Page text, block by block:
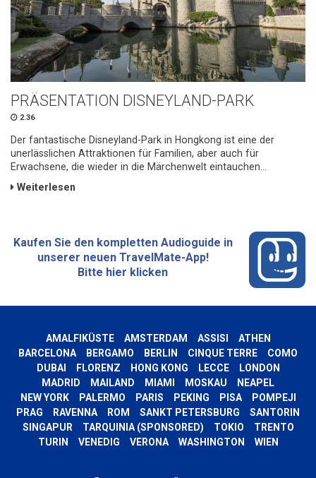
PRÄSENTATION DISNEYLAND-PARK
2.36
Der fantastische Disneyland-Park in Hongkong ist eine der
unerlässlichen Attraktionen für Familien, aber auch für
Erwachsene, die wieder in die Märchenwelt eintauchen...
Weiterlesen
Kaufen Sie den kompletten Audioguide in
unserer neuen TravelMate-App!
Bitte hier klicken
AMALFIKÜSTE AMSTERDAM ASSISI
ATHEN
BARCELONA
BERGAMO BERLIN CINQUE TERRE
COMO
DUBAI
FLORENZ HONG KONG LECCE
LONDON
MADRID
MAILAND MIAMI MOSKAU
NEAPEL
NEW YORK
PALERMO PARIS PEKING PISA
POMPEJI
PRAG
RAVENNA ROM SANKT PETERSBURG
SANTORIN
SINGAPUR
TARQUINIA (SPONSORED) TOKIO
TRENTO
TURIN
VENEDIG VERONA WASHINGTON WIEN